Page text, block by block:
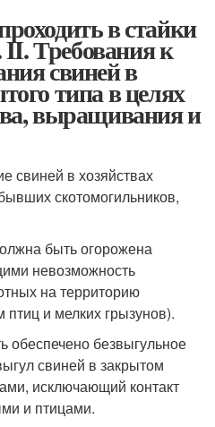
в стайки
II. Требования к
свиней в
типа в целях
выращивания и
свиней в хозяйствах
скотомогильников,
быть огорожена
невозможность
на территорию
птиц и мелких грызунов).
обеспечено безвыгульное
свиней в закрытом
исключающий контакт
и птицами.